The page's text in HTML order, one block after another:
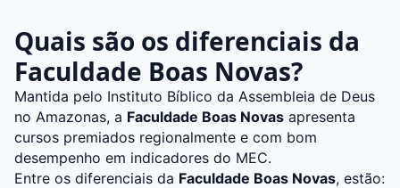
Quais são os diferenciais da
Faculdade Boas Novas?
Mantida pelo Instituto Bíblico da Assembleia de Deus
no Amazonas, a Faculdade Boas Novas apresenta
cursos premiados regionalmente e com bom
desempenho em indicadores do MEC.
Entre os diferenciais da Faculdade Boas Novas, estão: